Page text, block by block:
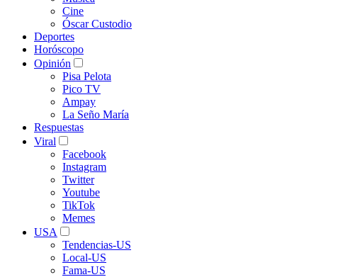
Cine
Óscar Custodio
Deportes
Horóscopo
Opinión
Pisa Pelota
Pico TV
Ampay
La Seño María
Respuestas
Viral
Facebook
Instagram
Twitter
Youtube
TikTok
Memes
USA
Tendencias-US
Local-US
Fama-US